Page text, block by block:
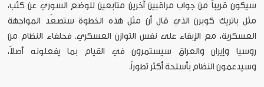
سيكون قريباً من جواب مراقبين آخرين متابعين للوضع السوري عن كثب،
مثل باتريك كوبرن الذي قال أن مثل هذه الخطوة ستصعّد المواجهة
العسكرية، مع الإبقاء على نفس التوازن العسكري. فحلفاء النظام من
روسيا وإيران والعراق سيستمرون في القيام بما يفعلونه أصلاً،
وسيدعمون النظام بأسلحة أكثر تطوراً.